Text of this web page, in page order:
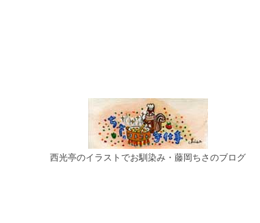
西光亭のイラストでお馴染み・藤岡ちさのブログ